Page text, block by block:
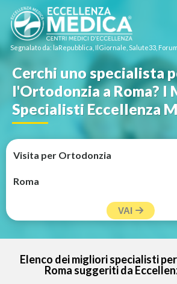
Segnalato da: laRepubblica, IlGiornale, Salute33,
Cerchi uno specialista
l'Ortodonzia a Roma? I
Specialisti Eccellenza
VAI
Elenco dei migliori specialisti
Roma suggeriti da